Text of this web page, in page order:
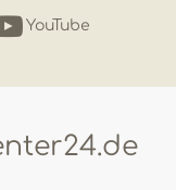
YouTube